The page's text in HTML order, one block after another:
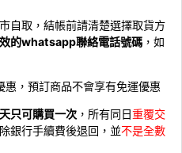
自取，結帳前請清楚選擇取貨方
的whatsapp聯絡電話號碼 ，如
，預訂商品不會享有免運優惠
只可購買一次 ，所有同日重覆交
銀行手續費後退回，並不是全數